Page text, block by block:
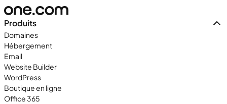
Produits
Domaines
Hébergement
Email
Website Builder
WordPress
Boutique en ligne
Office 365